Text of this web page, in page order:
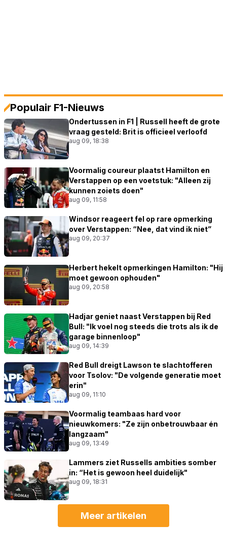
Populair F1-Nieuws
Ondertussen in F1 | Russell heeft de grote
vraag gesteld: Brit is officieel verloofd
aug 09, 18:38
Voormalig coureur plaatst Hamilton en
Verstappen op een voetstuk: "Alleen zij
kunnen zoiets doen"
aug 09, 11:58
Windsor reageert fel op rare opmerking
over Verstappen: “Nee, dat vind ik niet”
aug 09, 20:37
Herbert hekelt opmerkingen Hamilton: "Hij
moet gewoon ophouden"
aug 09, 20:58
Hadjar geniet naast Verstappen bij Red
Bull: "Ik voel nog steeds die trots als ik de
garage binnenloop"
aug 09, 14:39
Red Bull dreigt Lawson te slachtofferen
voor Tsolov: "De volgende generatie moet
erin"
aug 09, 11:10
Voormalig teambaas hard voor
nieuwkomers: "Ze zijn onbetrouwbaar én
langzaam"
aug 09, 13:49
Lammers ziet Russells ambities somber
in: “Het is gewoon heel duidelijk"
aug 09, 18:31
Meer artikelen